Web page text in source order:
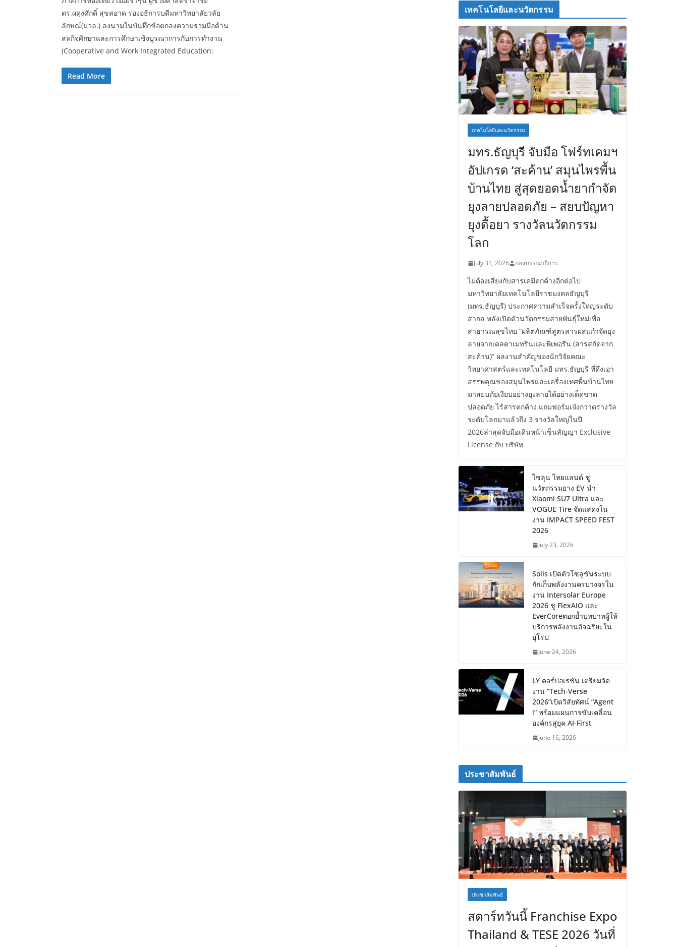
ดร.ผดุงศักดิ์ สุขสอาด รองอธิการบดีมหาวิทยาลัยวลัย
ลักษณ์(มวล.) ลงนามในบันทึกข้อตกลงความร่วมมือด้าน
สหกิจศึกษาและการศึกษาเชิงบูรณาการกับการทำงาน
(Cooperative and Work Integrated Education:
Read More
เทคโนโลยีและนวัตกรรม
เทคโนโลยีและนวัตกรรม
มทร.ธัญบุรี จับมือ โฟร์ทเคมฯ
อัปเกรด ‘สะค้าน’ สมุนไพรพื้น
บ้านไทย สู่สุดยอดน้ำยากำจัด
ยุงลายปลอดภัย – สยบปัญหา
ยุงดื้อยา รางวัลนวัตกรรม
โลก
July 31, 2026 กองบรรณาธิการ
ไม่ต้องเสี่ยงกับสารเคมีตกค้างอีกต่อไป
มหาวิทยาลัยเทคโนโลยีราชมงคลธัญบุรี
(มทร.ธัญบุรี) ประกาศความสำเร็จครั้งใหญ่ระดับ
สากล หลังเปิดตัวนวัตกรรมสายพันธุ์ใหม่เพื่อ
สาธารณสุขไทย “ผลิตภัณฑ์สูตรสารผสมกำจัดยุง
ลายจากเดลตาเมทรินและพิเพอรีน (สารสกัดจาก
สะค้าน)” ผลงานสำคัญของนักวิจัยคณะ
วิทยาศาสตร์และเทคโนโลยี มทร.ธัญบุรี ที่ดึงเอา
สรรพคุณของสมุนไพรและเครื่องเทศพื้นบ้านไทย
มาสยบภัยเงียบอย่างยุงลายได้อย่างเด็ดขาด
ปลอดภัย ไร้สารตกค้าง แถมฟอร์มเจ๋งกวาดรางวัล
ระดับโลกมาแล้วถึง 3 รางวัลใหญ่ในปี
2026ล่าสุดจับมือเดินหน้าเซ็นสัญญา Exclusive
License กับ บริษัท
ไซลุน ไทยแลนด์ ชู
นวัตกรรมยาง EV นำ
Xiaomi SU7 Ultra และ
VOGUE Tire จัดแสดงใน
งาน IMPACT SPEED FEST
2026
July 23, 2026
Solis เปิดตัวโซลูชันระบบ
กักเก็บพลังงานครบวงจรใน
งาน Intersolar Europe
2026 ชู FlexAIO และ
EverCoreตอกย้ำบทบาทผู้ให้
บริการพลังงานอัจฉริยะใน
ยุโรป
June 24, 2026
LY คอร์ปอเรชัน เตรียมจัด
งาน “Tech-Verse
2026”เปิดวิสัยทัศน์ “Agent
i” พร้อมแผนการขับเคลื่อน
องค์กรสู่ยุค AI-First
June 16, 2026
ประชาสัมพันธ์
ประชาสัมพันธ์
สตาร์ทวันนี้ Franchise Expo
Thailand & TESE 2026 วันที่